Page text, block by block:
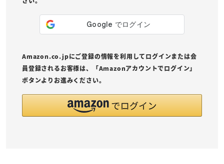
Amazon.co.jpにご登録の情報を利用してログインまたは会
員登録されるお客様は、「Amazonアカウントでログイン」
ボタンよりお進みください。